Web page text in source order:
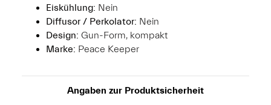
Eiskühlung: Nein
Diffusor / Perkolator: Nein
Design: Gun-Form, kompakt
Marke: Peace Keeper
Angaben zur Produktsicherheit